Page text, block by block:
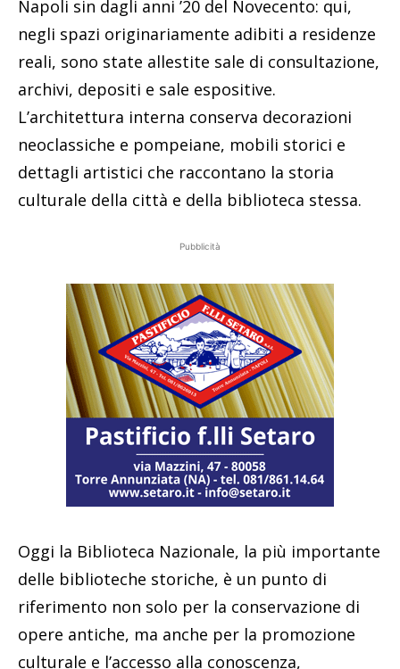
Napoli sin dagli anni ’20 del Novecento: qui,
negli spazi originariamente adibiti a residenze
reali, sono state allestite sale di consultazione,
archivi, depositi e sale espositive.
L’architettura interna conserva decorazioni
neoclassiche e pompeiane, mobili storici e
dettagli artistici che raccontano la storia
culturale della città e della biblioteca stessa.
Pubblicità
Oggi la Biblioteca Nazionale, la più importante
delle biblioteche storiche, è un punto di
riferimento non solo per la conservazione di
opere antiche, ma anche per la promozione
culturale e l’accesso alla conoscenza,